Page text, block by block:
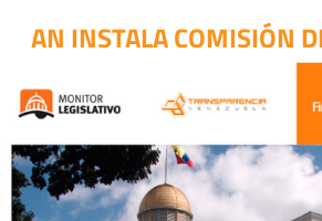
AN INSTALA COMISIÓN